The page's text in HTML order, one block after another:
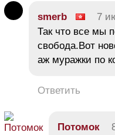
smerb 7
Так что все мы
свобода.Вот
аж муражки по
Ответить
Потомок